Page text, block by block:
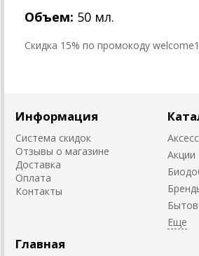
Объем: 50 мл.
Cкидка 15% по промокоду
Информация
Система скидок
Отзывы о магазине
Доставка
Оплата
Контакты
Акции
Главная